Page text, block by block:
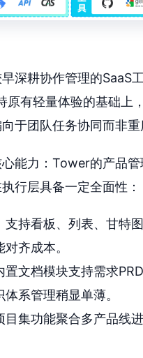
深耕协作管理的SaaS
有轻量体验的基础上
于团队任务协同而非重
能力：Tower的产品
行层具备一定全面性：
支持看板、列表、甘特
齐成本。
文档模块支持需求
系管理稍显单薄。
目集功能聚合多产品线